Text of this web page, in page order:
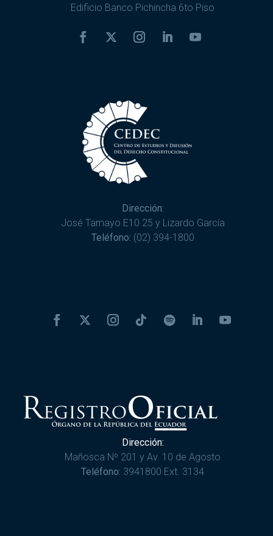
Edificio Banco Pichincha 6to Piso
Dirección:
José Tamayo E10 25 y Lizardo García
Teléfono: (02) 394-1800
Dirección:
Mañosca Nº 201 y Av. 10 de Agosto
Teléfono: 3941800 Ext. 3134